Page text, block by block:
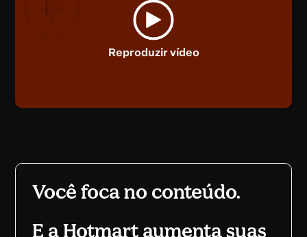
Reproduzir vídeo
Você foca no conteúdo.
E a Hotmart aumenta suas